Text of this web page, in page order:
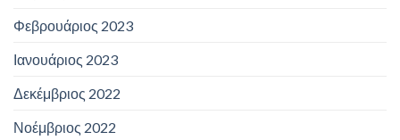
Φεβρουάριος 2023
Ιανουάριος 2023
Δεκέμβριος 2022
Νοέμβριος 2022